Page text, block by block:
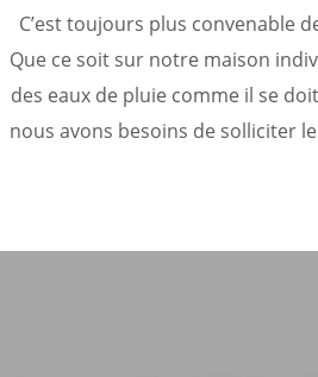
C’est toujours plus convenable
Que ce soit sur notre maison
des eaux de pluie comme il se
nous avons besoins de solliciter